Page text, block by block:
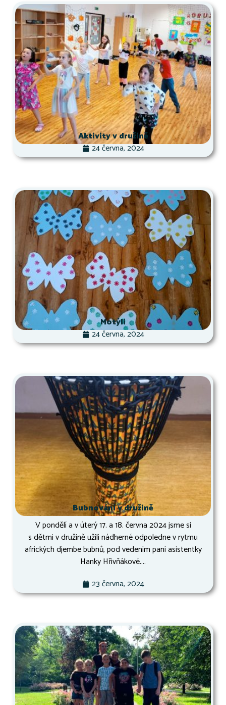
Aktivity v družině
24 června, 2024
Motýli
24 června, 2024
Bubnování v družině
V pondělí a v úterý 17. a 18. června 2024 jsme si
s dětmi v družině užili nádherné odpoledne v rytmu
afrických djembe bubnů, pod vedením paní asistentky
Hanky Hřivňákové....
23 června, 2024